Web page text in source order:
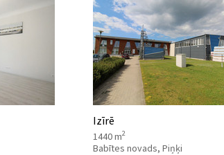
Izīrē
1440 m2
Babītes novads, Piņķi